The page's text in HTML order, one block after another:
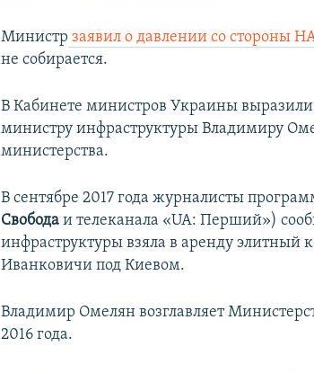
Министр заявил о давлении со стороны
не собирается.
В Кабинете министров Украины
министру инфраструктуры Владимиру
министерства.
В сентябре 2017 года журналисты
Свобода и телеканала «UA: Перший»)
инфраструктуры взяла в аренду элитный
Иванковичи под Киевом.
Владимир Омелян возглавляет
2016 года.